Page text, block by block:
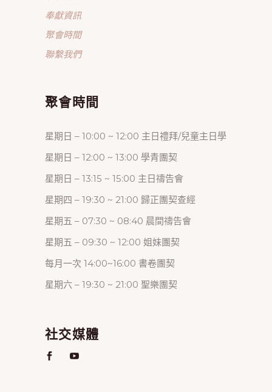
奉獻資訊
聚會時間
聯繫我們
聚會時間
星期日 – 10:00 ~ 12:00 主日禮拜/兒童主日學
星期日 – 12:00 ~ 13:00 學青團契
星期日 – 13:15 ~ 15:00 主日禱告會
星期四 – 19:30 ~ 21:00 歸正團契查經
星期五 – 07:30 ~ 08:40 晨間禱告會
星期五 – 09:30 ~ 12:00 姐妹團契
每月一次 14:00~16:00 書卷團契
星期六 – 19:30 ~ 21:00 聖樂團契
社交媒體